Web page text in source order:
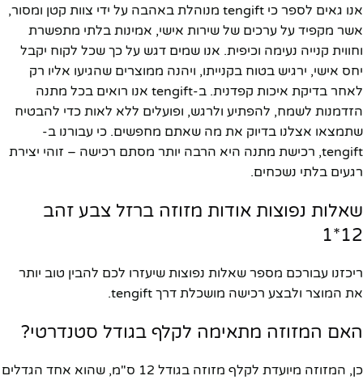
אנו גאים לספר כי tengift מנוהלת באהבה על ידי צוות קטן ומסור,
אשר מקפיד על ערכים של שירות אישי, אמינות בלתי מתפשרת
וחווית קנייה נעימה וכיפית. אנו שמים דגש על כך שכל לקוח יקבל
יחס אישי, ירגיש בטוח בקנייתו, ויהנה ממוצרים שהגיעו אליו רק
לאחר בדיקת איכות קפדנית. ב-tengift אנו רואים בכל מתנה
הזדמנות לשמח, להפתיע ולרגש, ופועלים ללא לאות כדי להבטיח
שתמצאו אצלנו בדיוק את מה שאתם מחפשים. כי עבורנו ב-
tengift, רכישת מתנה היא הרבה יותר מסתם רכישה – זוהי יצירת
רגעים בלתי נשכחים.
שאלות נפוצות אודות מזוזה ברזל צבע זהב
12*1
ריכזנו עבורכם מספר שאלות נפוצות שיעזרו לכם להבין טוב יותר
את המוצר ולבצע רכישה מושכלת דרך tengift.
האם המזוזה מתאימה לקלף בגודל סטנדרטי?
כן, המזוזה מיועדת לקלף מזוזה בגודל 12 ס"מ, שהוא אחד הגדלים